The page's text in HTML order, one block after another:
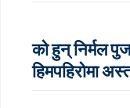
को हुन् निर्मल
हिमपहिरोमा